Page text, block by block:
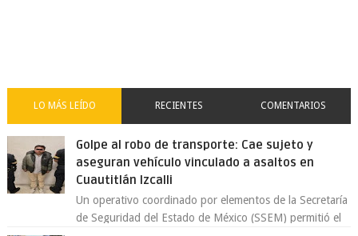
LO MÁS LEÍDO RECIENTES COMENTARIOS
Golpe al robo de transporte: Cae sujeto y
aseguran vehículo vinculado a asaltos en
Cuautitlán Izcalli
Un operativo coordinado por elementos de la Secretaría
de Seguridad del Estado de México (SSEM) permitió el